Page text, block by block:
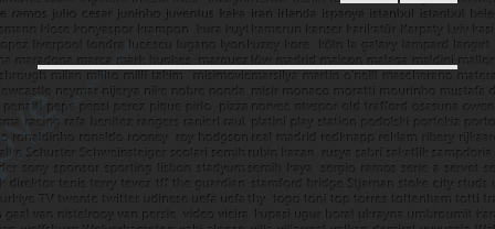
sayfalaması
SON
RAKI
SAYF
A